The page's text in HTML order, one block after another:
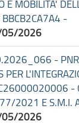
E MOBILITA'
BBCB2CA7A4 -
2026
- PNRR
PER
-
2021 E S.M.I.
2026